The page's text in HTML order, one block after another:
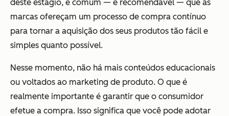
deste estágio, é comum — e recomendável — que as
marcas ofereçam um processo de compra contínuo
para tornar a aquisição dos seus produtos tão fácil e
simples quanto possível.
Nesse momento, não há mais conteúdos educacionais
ou voltados ao marketing de produto. O que é
realmente importante é garantir que o consumidor
efetue a compra. Isso significa que você pode adotar